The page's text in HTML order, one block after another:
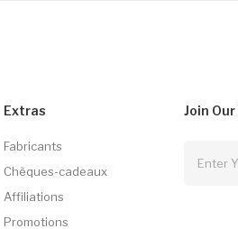
Extras
Fabricants
Chèques-cadeaux
Affiliations
Promotions
Join Our